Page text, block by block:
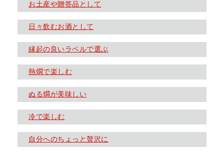
お土産や贈答品として
日々飲むお酒として
縁起の良いラベルで選ぶ
熱燗で楽しむ
ぬる燗が美味しい
冷で楽しむ
自分へのちょっと贅沢に